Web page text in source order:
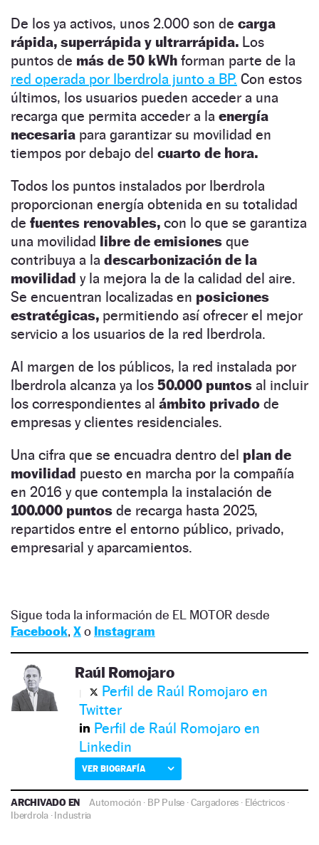
De los ya activos, unos 2.000 son de carga
rápida, superrápida y ultrarrápida. Los
puntos de más de 50 kWh forman parte de la
red operada por Iberdrola junto a BP. Con estos
últimos, los usuarios pueden acceder a una
recarga que permita acceder a la energía
necesaria para garantizar su movilidad en
tiempos por debajo del cuarto de hora.
Todos los puntos instalados por Iberdrola
proporcionan energía obtenida en su totalidad
de fuentes renovables, con lo que se garantiza
una movilidad libre de emisiones que
contribuya a la descarbonización de la
movilidad y la mejora la de la calidad del aire.
Se encuentran localizadas en posiciones
estratégicas, permitiendo así ofrecer el mejor
servicio a los usuarios de la red Iberdrola.
Al margen de los públicos, la red instalada por
Iberdrola alcanza ya los 50.000 puntos al incluir
los correspondientes al ámbito privado de
empresas y clientes residenciales.
Una cifra que se encuadra dentro del plan de
movilidad puesto en marcha por la compañía
en 2016 y que contempla la instalación de
100.000 puntos de recarga hasta 2025,
repartidos entre el entorno público, privado,
empresarial y aparcamientos.
Sigue toda la información de EL MOTOR desde
Facebook, Xo Instagram
Raúl Romojaro
Perfil de Raúl Romojaro en
Twitter
Perfil de Raúl Romojaro en
Linkedin
VER BIOGRAFÍA
ARCHIVADO EN Automoción · BP Pulse ·Cargadores · Eléctricos ·
Iberdrola·Industria